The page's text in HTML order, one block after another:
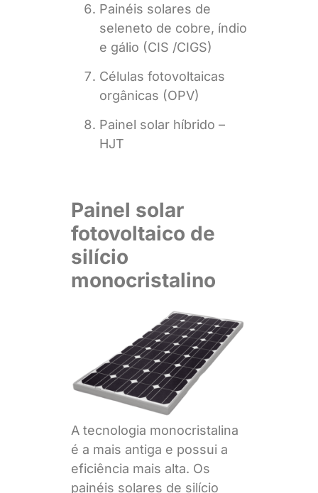
Painéis solares de
seleneto de cobre, índio
e gálio (CIS /CIGS)
Células fotovoltaicas
orgânicas (OPV)
Painel solar híbrido –
HJT
Painel solar
fotovoltaico de
silício
monocristalino
A tecnologia monocristalina
é a mais antiga e possui a
eficiência mais alta. Os
painéis solares de silício